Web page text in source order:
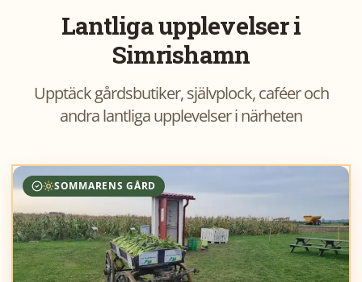
Lantliga upplevelser i
Simrishamn
Upptäck gårdsbutiker, självplock, caféer och
andra lantliga upplevelser i närheten
SOMMARENS GÅRD